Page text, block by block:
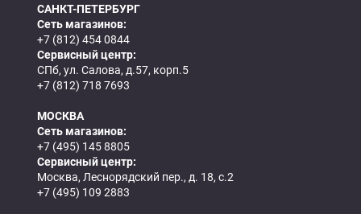
САНКТ-ПЕТЕРБУРГ
Сеть магазинов:
+7 (812) 454 0844
Сервисный центр:
СПб, ул. Салова, д.57, корп.5
+7 (812) 718 7693
МОСКВА
Сеть магазинов:
+7 (495) 145 8805
Сервисный центр:
Москва, Леснорядский пер., д. 18, с.2
+7 (495) 109 2883